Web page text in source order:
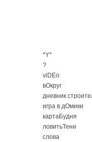
*Y*
?
viDEo
вОкруг
дневник
игра в дОмики
картаБудня
ловитьТени
слова